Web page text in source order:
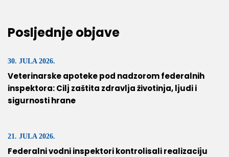
Posljednje objave
30. JULA 2026.
Veterinarske apoteke pod nadzorom federalnih
inspektora: Cilj zaštita zdravlja životinja, ljudi i
sigurnosti hrane
21. JULA 2026.
Federalni vodni inspektori kontrolisali realizaciju